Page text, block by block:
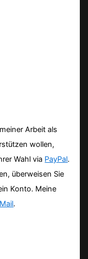
Arbeit als
wollen,
Wahl via PayPal.
überweisen Sie
Konto. Meine
Mail.